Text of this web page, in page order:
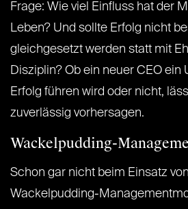
Frage: Wie viel Einfluss hat der
Leben? Und sollte Erfolg nicht
gleichgesetzt werden statt mit
Disziplin? Ob ein neuer CEO ein
Erfolg führen wird oder nicht,
zuverlässig vorhersagen.
Wackelpudding-
Schon gar nicht beim Einsatz
Wackelpudding-